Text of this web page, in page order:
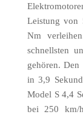
Leistung von
Nm
schnellsten
gehören.
in 3,9
Model S 4,4
bei 250 km/